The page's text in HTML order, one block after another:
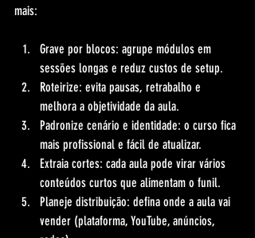
mais:
Grave por blocos: agrupe módulos em
sessões longas e reduz custos de setup.
Roteirize: evita pausas, retrabalho e
melhora a objetividade da aula.
Padronize cenário e identidade: o curso fica
mais profissional e fácil de atualizar.
Extraia cortes: cada aula pode virar vários
conteúdos curtos que alimentam o funil.
Planeje distribuição: defina onde a aula vai
vender (plataforma, YouTube, anúncios,